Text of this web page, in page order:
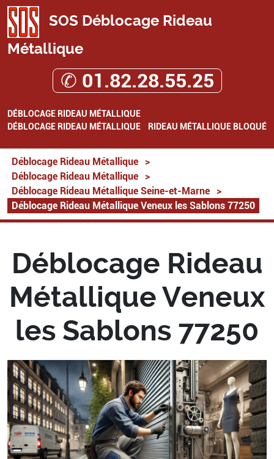
SOS Déblocage Rideau
Métallique
✆ 01.82.28.55.25
DÉBLOCAGE RIDEAU MÉTALLIQUE
DÉBLOCAGE RIDEAU MÉTALLIQUE
RIDEAU MÉTALLIQUE BLOQUÉ
Déblocage Rideau Métallique
>
Déblocage Rideau Métallique
>
Déblocage Rideau Métallique Seine-et-Marne
>
Déblocage Rideau Métallique Veneux les Sablons 77250
Déblocage Rideau
Métallique Veneux
les Sablons 77250